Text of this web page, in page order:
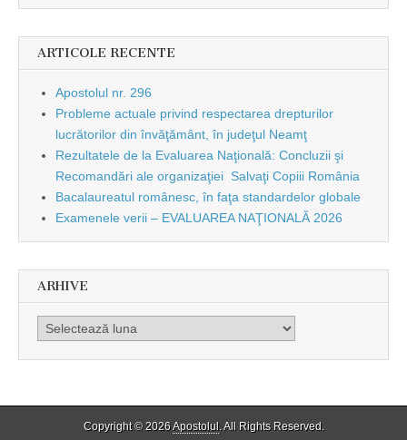
ARTICOLE RECENTE
Apostolul nr. 296
Probleme actuale privind respectarea drepturilor
lucrătorilor din învăţământ, în judeţul Neamţ
Rezultatele de la Evaluarea Naţională: Concluzii şi
Recomandări ale organizaţiei Salvaţi Copiii România
Bacalaureatul românesc, în faţa standardelor globale
Examenele verii – EVALUAREA NAŢIONALĂ 2026
ARHIVE
Arhive
Copyright © 2026Apostolul. All Rights Reserved.